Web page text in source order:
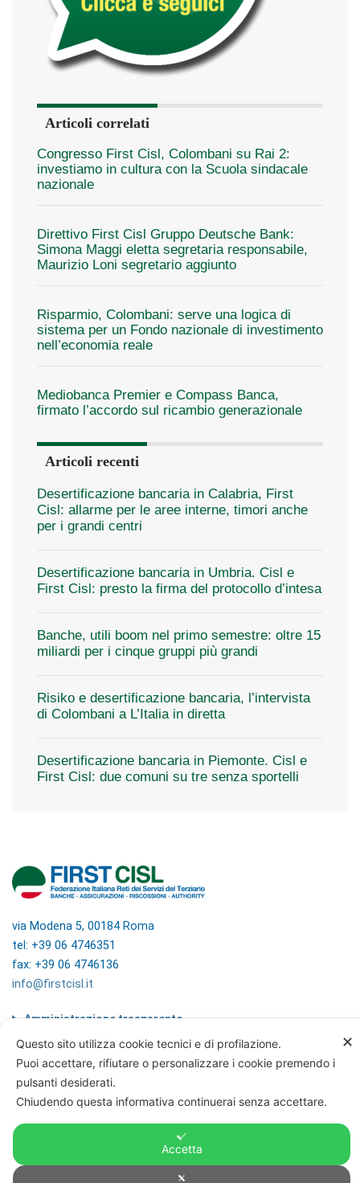
Articoli correlati
Congresso First Cisl, Colombani su Rai 2:
investiamo in cultura con la Scuola sindacale
nazionale
Direttivo First Cisl Gruppo Deutsche Bank:
Simona Maggi eletta segretaria responsabile,
Maurizio Loni segretario aggiunto
Risparmio, Colombani: serve una logica di
sistema per un Fondo nazionale di investimento
nell’economia reale
Mediobanca Premier e Compass Banca,
firmato l’accordo sul ricambio generazionale
Articoli recenti
Desertificazione bancaria in Calabria, First
Cisl: allarme per le aree interne, timori anche
per i grandi centri
Desertificazione bancaria in Umbria. Cisl e
First Cisl: presto la firma del protocollo d’intesa
Banche, utili boom nel primo semestre: oltre 15
miliardi per i cinque gruppi più grandi
Risiko e desertificazione bancaria, l’intervista
di Colombani a L’Italia in diretta
Desertificazione bancaria in Piemonte. Cisl e
First Cisl: due comuni su tre senza sportelli
via Modena 5, 00184 Roma
tel: +39 06 4746351
fax: +39 06 4746136
info@firstcisl.it
Amministrazione trasparente
Codice etico
Note legali
Informazioni sul trattamento di dati
personali
Privacy & Cookie Policy
Home
✕
Questo sito utilizza cookie tecnici e di profilazione.
Puoi accettare, rifiutare o personalizzare i cookie premendo i
pulsanti desiderati.
Chiudendo questa informativa continuerai senza accettare.
Accetta